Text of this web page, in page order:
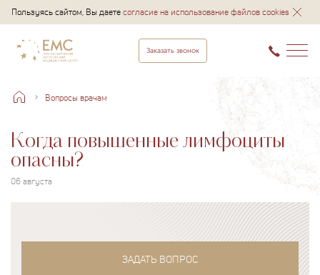
Пользуясь сайтом, Вы даетесогласие на использование файлов cookies
Заказать звонок
Вопросы врачам
Когда повышенные лимфоциты
опасны?
06 августа
ЗАДАТЬ ВОПРОС